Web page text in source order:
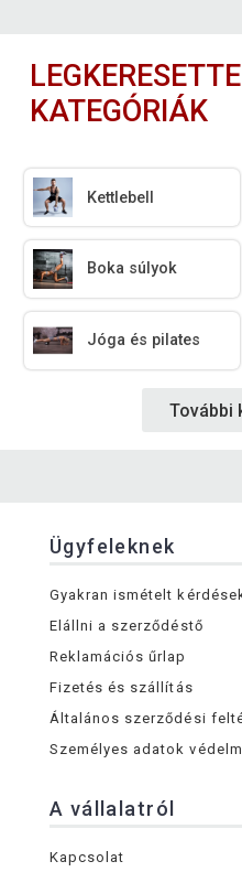
KATEGÓRIÁK
Kettlebell
Boka súlyok
Jóga és pilates
További
Ügyfeleknek
Gyakran ismételt
Elállni a szerződéstő
Reklamációs űrlap
Fizetés és szállítás
Általános szerződési
Személyes adatok
A vállalatról
Kapcsolat